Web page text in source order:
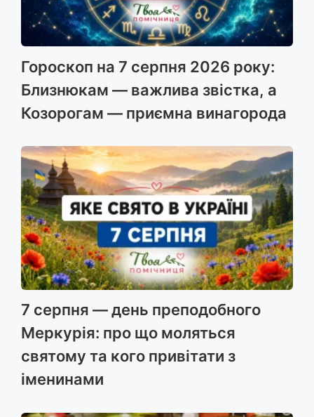
Гороскоп на 7 серпня 2026 року:
Близнюкам — важлива звістка, а
Козорогам — приємна винагорода
7 серпня — день преподобного
Меркурія: про що моляться
святому та кого привітати з
іменинами